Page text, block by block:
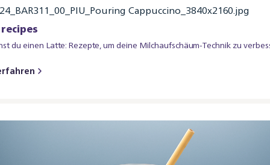
du einen Latte: Rezepte, um deine Milchaufschäum-Technik zu